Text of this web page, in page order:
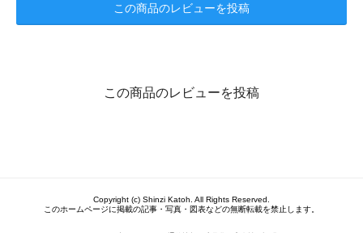
この商品のレビューを投稿
この商品のレビューを投稿
Copyright (c) Shinzi Katoh. All Rights Reserved.
このホームページに掲載の記事・写真・図表などの無断転載を禁止します。